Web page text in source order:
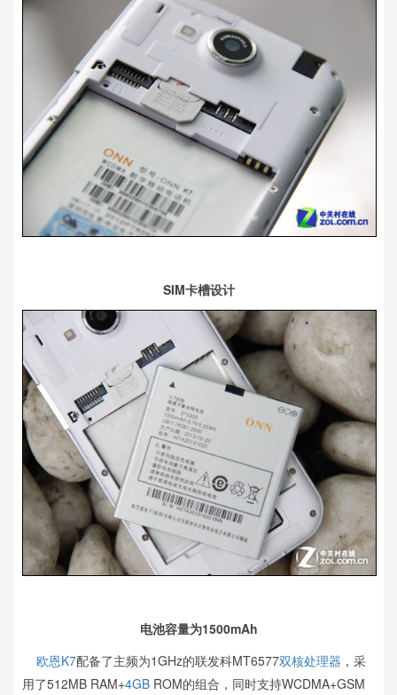
SIM卡槽设计
电池容量为1500mAh
欧恩K7配备了主频为1GHz的联发科MT6577双核处理器 ，采
用了512MB RAM+4GB ROM的组合，同时支持WCDMA+GSM